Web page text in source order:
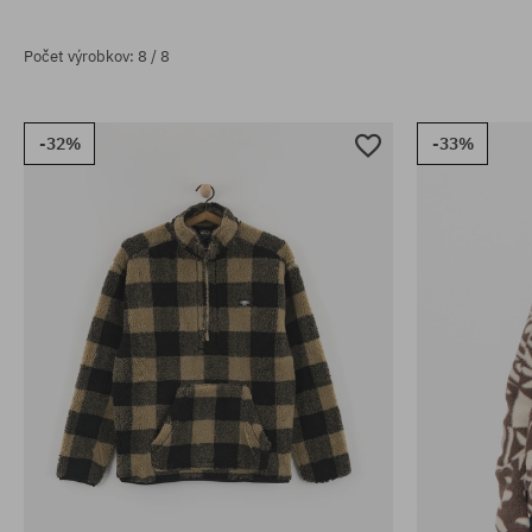
Počet výrobkov: 8 / 8
-32% -33%